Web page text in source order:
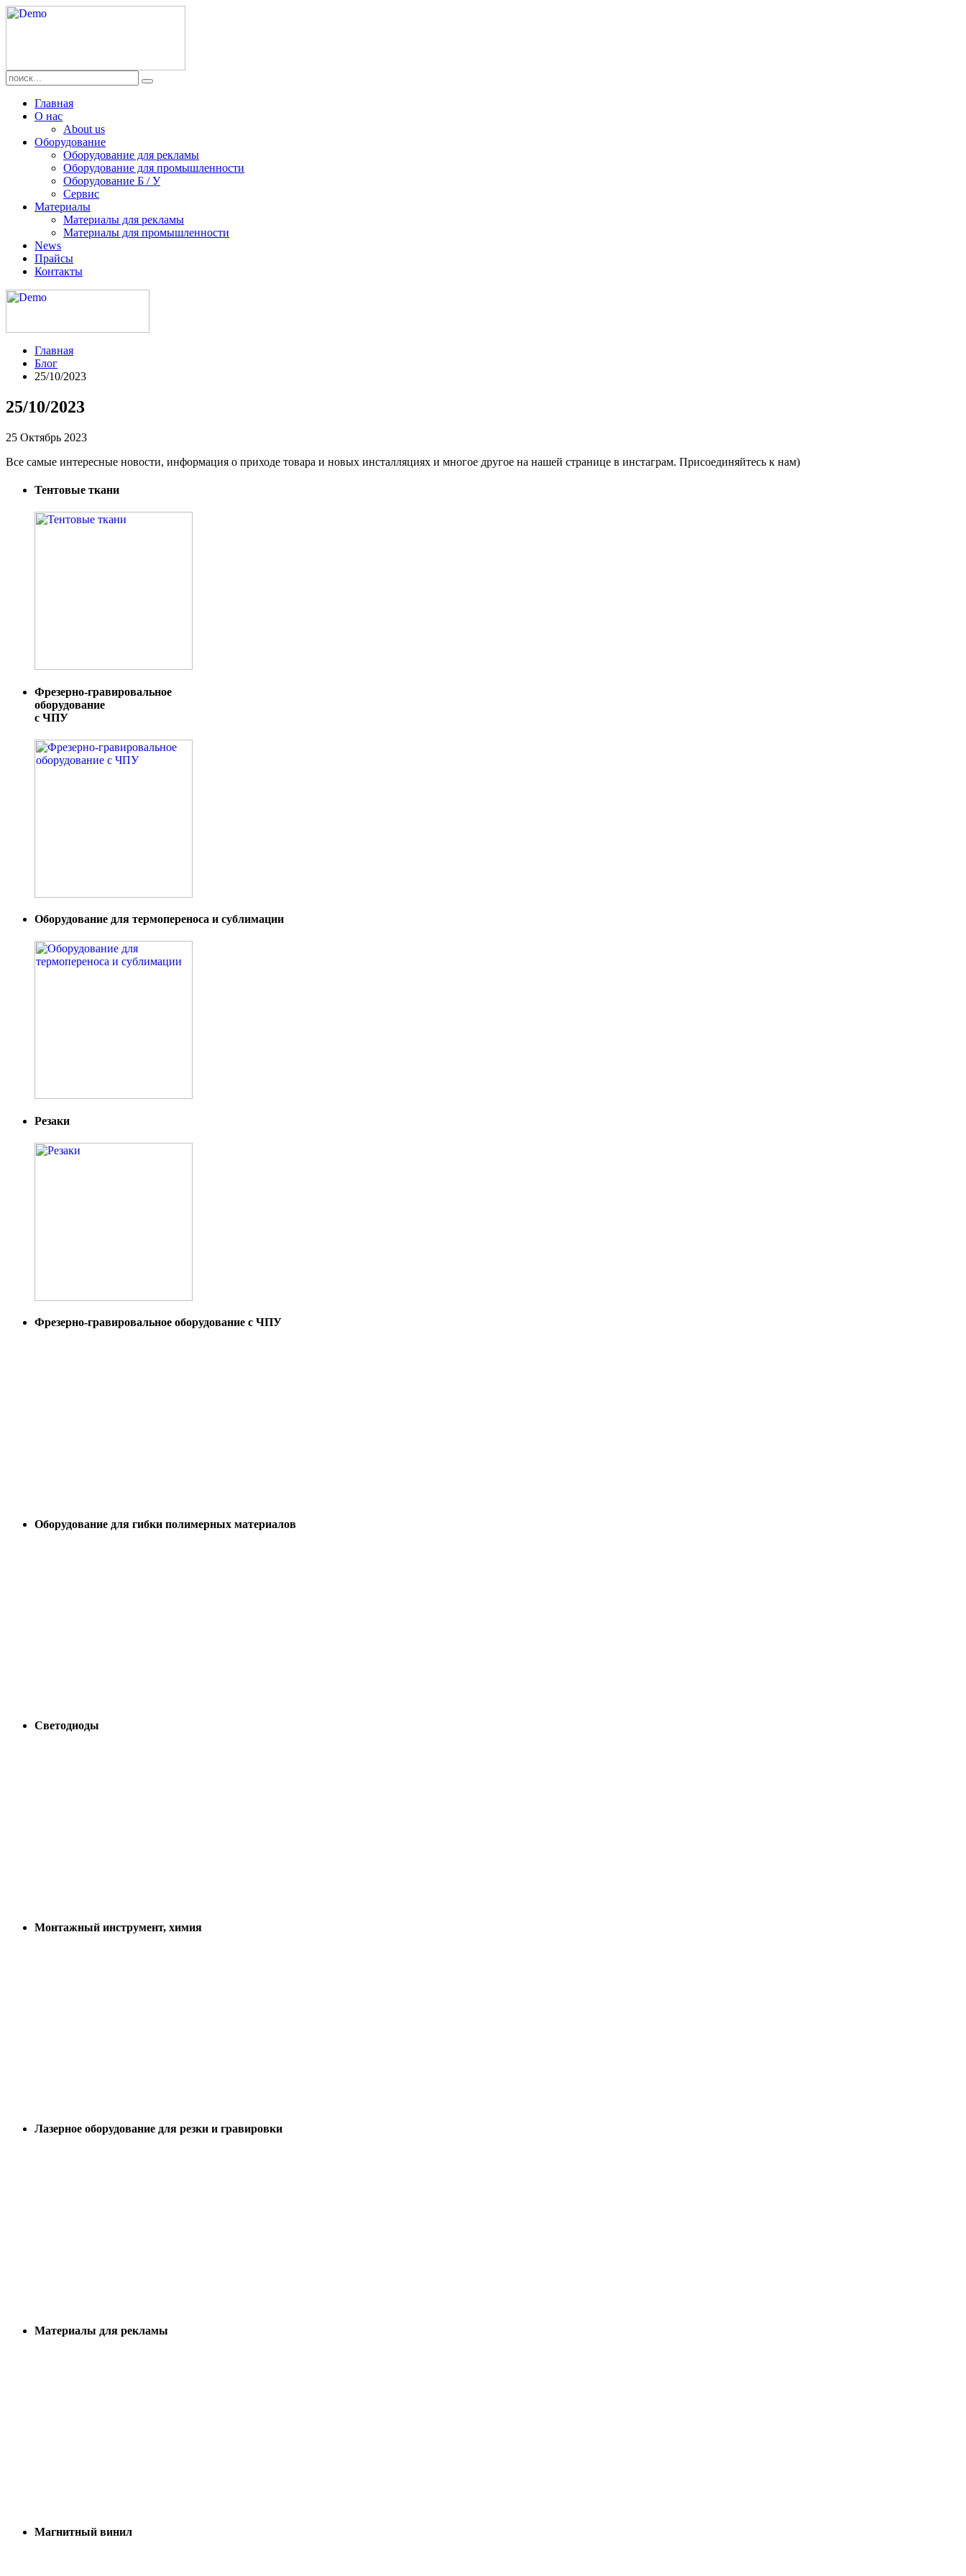
Главная
О нас
About us
Оборудование
Оборудование для рекламы
Оборудование для промышленности
Оборудование Б / У
Сервис
Материалы
Материалы для рекламы
Материалы для промышленности
News
Прайсы
Контакты
Главная
Блог
25/10/2023
25/10/2023
25 Октябрь 2023
Все самые интересные новости, информация о приходе товара и новых инсталляциях и многое другое на нашей странице в инстаграм. Присоединяйтесь к нам)
Тентовые ткани
Фрезерно-гравировальное
оборудование
с ЧПУ
Оборудование для термопереноса и сублимации
Резаки
Фрезерно-гравировальное оборудование с ЧПУ
Оборудование для гибки полимерных материалов
Светодиоды
Монтажный инструмент, химия
Лазерное оборудование для резки и гравировки
Материалы для рекламы
Магнитный винил